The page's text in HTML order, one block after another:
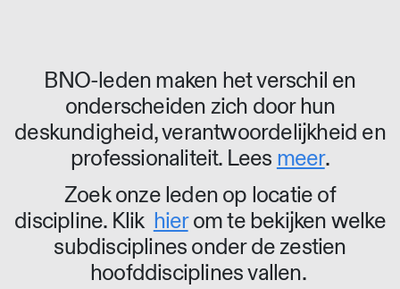
BNO-leden maken het verschil en
onderscheiden zich door hun
deskundigheid, verantwoordelijkheid en
professionaliteit. Lees meer.
Zoek onze leden op locatie of
discipline. Klik hierom te bekijken welke
subdisciplines onder de zestien
hoofddisciplines vallen.